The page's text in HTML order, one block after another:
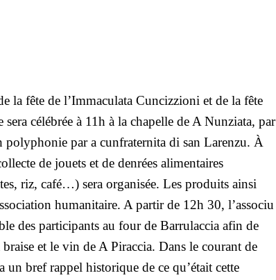
la fête de l’Immaculata Cuncizzioni et de la fête
célébrée à 11h à la chapelle de A Nunziata, par
polyphonie par a cunfraternita di san Larenzu. À
de jouets et de denrées alimentaires
riz, café…) sera organisée. Les produits ainsi
humanitaire. A partir de 12h 30, l’associu
des participants au four de Barrulaccia afin de
et le vin de A Piraccia. Dans le courant de
un bref rappel historique de ce qu’était cette